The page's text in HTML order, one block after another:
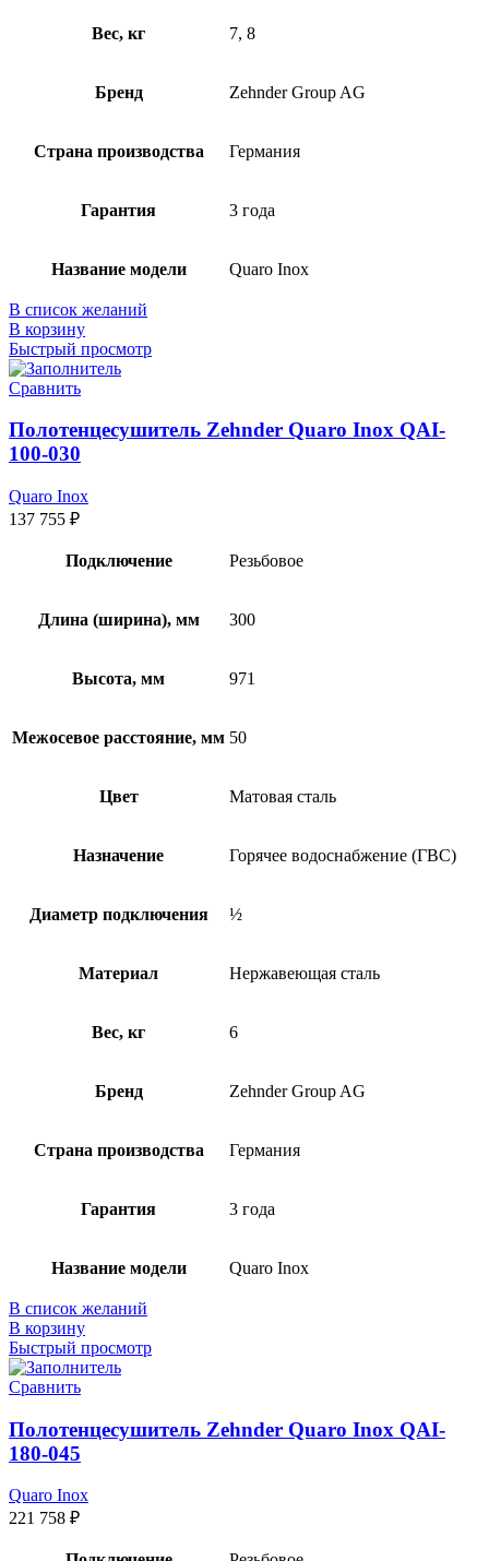
Вес, кг 7, 8
Бренд Zehnder Group AG
Страна производства Германия
Гарантия 3 года
Название модели Quaro Inox
В список желаний
В корзину
Быстрый просмотр
Сравнить
Полотенцесушитель Zehnder Quaro Inox QAI-
100-030
Quaro Inox
137 755 ₽
Подключение Резьбовое
Длина (ширина), мм 300
Высота, мм 971
Межосевое расстояние, мм 50
Цвет Матовая сталь
Назначение Горячее водоснабжение (ГВС)
Диаметр подключения ½
Материал Нержавеющая сталь
Вес, кг 6
Бренд Zehnder Group AG
Страна производства Германия
Гарантия 3 года
Название модели Quaro Inox
В список желаний
В корзину
Быстрый просмотр
Сравнить
Полотенцесушитель Zehnder Quaro Inox QAI-
180-045
Quaro Inox
221 758 ₽